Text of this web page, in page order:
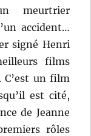
meurtrier
accident…
signé Henri
films
C’est un film
est cité,
de Jeanne
rôles